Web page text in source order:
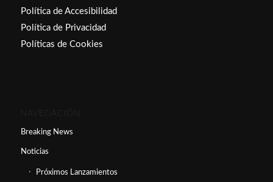
Política de Accesibilidad
Política de Privacidad
Políticas de Cookies
NAVEGACIÓN
Breaking News
Noticias
Próximos Lanzamientos